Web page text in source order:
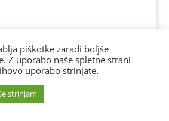
www.drobnestvari.si | Vse pravice
piškotke zaradi boljše
Z uporabo naše spletne strani
uporabo strinjate.
strinjam